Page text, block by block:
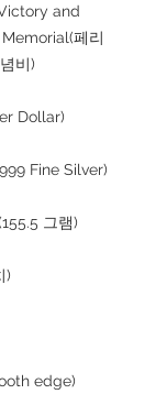
and
페리
비)
Dollar)
Fine Silver)
그램)
)
edge)